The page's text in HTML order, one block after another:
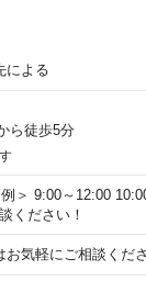
による
ら徒歩5分
＞ 9:00～12:00
ください！
気軽にご相談く